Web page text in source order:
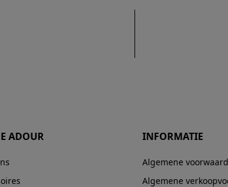
ADOUR INFORMATIE
Algemene
Algemene